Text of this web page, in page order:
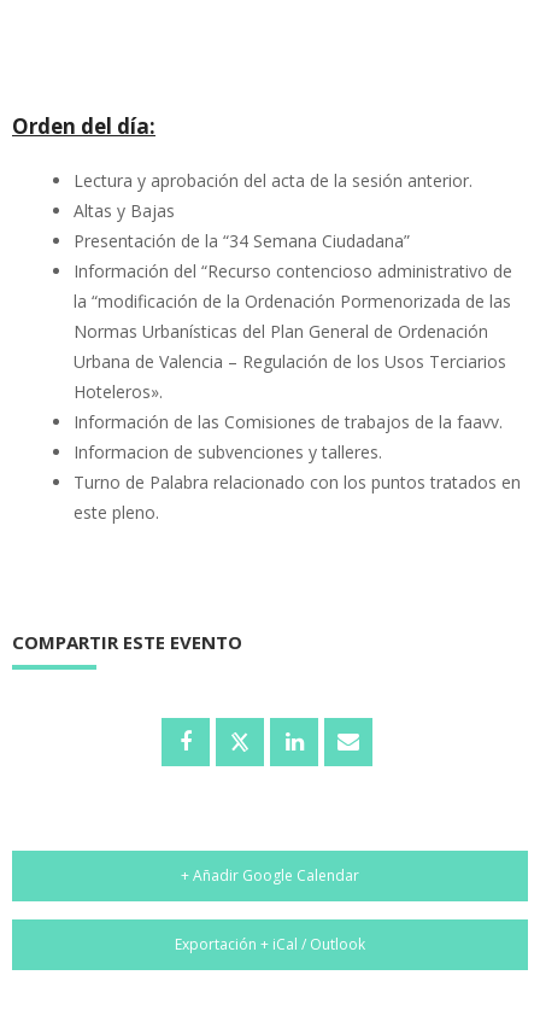
Orden del día:
Lectura y aprobación del acta de la sesión anterior.
Altas y Bajas
Presentación de la “34 Semana Ciudadana”
Información del “Recurso contencioso administrativo de
la “modificación de la Ordenación Pormenorizada de las
Normas Urbanísticas del Plan General de Ordenación
Urbana de Valencia – Regulación de los Usos Terciarios
Hoteleros».
Información de las Comisiones de trabajos de la faavv.
Informacion de subvenciones y talleres.
Turno de Palabra relacionado con los puntos tratados en
este pleno.
COMPARTIR ESTE EVENTO
+ Añadir Google Calendar
Exportación + iCal / Outlook